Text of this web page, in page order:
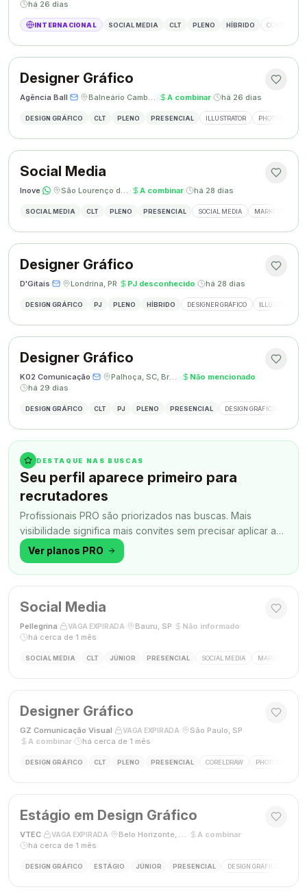
há 26 dias
INTERNACIONAL SOCIAL MEDIA CLT PLENO HÍBRIDO CONTENT
Designer Gráfico
Agência Ball· · Balneário Camboriú, SC · A combinar· há 26 dias
DESIGN GRÁFICO CLT PLENO PRESENCIAL ILLUSTRATOR PHOTOSHOP
Social Media
Inove· · São Lourenço do Oeste, SC · A combinar· há 28 dias
SOCIAL MEDIA CLT PLENO PRESENCIAL SOCIAL MEDIA MARKETING
Designer Gráfico
D'Gitais· · Londrina, PR· PJ desconhecido· há 28 dias
DESIGN GRÁFICO PJ PLENO HÍBRIDO DESIGNER GRÁFICO ILLUSTRATOR
Designer Gráfico
K02 Comunicação· · Palhoça, SC, Brasil · Não mencionado·
há 29 dias
DESIGN GRÁFICO CLT PJ PLENO PRESENCIAL DESIGN GRÁFICO
DESTAQUE NAS BUSCAS
Seu perfil aparece primeiro para
recrutadores
Profissionais PRO são priorizados nas buscas. Mais
visibilidade significa mais convites sem precisar aplicar a
todo momento.
Ver planos PRO
Social Media
Pellegrina VAGA EXPIRADA Bauru, SP Não informado
há cerca de 1 mês
SOCIAL MEDIA CLT JÚNIOR PRESENCIAL SOCIAL MEDIA MARKETING
Designer Gráfico
GZ Comunicação Visual VAGA EXPIRADA São Paulo, SP
A combinar
há cerca de 1 mês
DESIGN GRÁFICO CLT PLENO PRESENCIAL CORELDRAW PHOTOSHOP
Estágio em Design Gráfico
VTEC VAGA EXPIRADA Belo Horizonte, MG A combinar·
há cerca de 1 mês
DESIGN GRÁFICO ESTÁGIO JÚNIOR PRESENCIAL DESIGN GRÁFICO